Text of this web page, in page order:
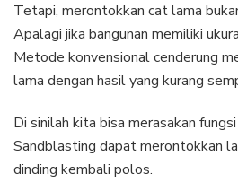
Tetapi, merontokkan cat lama
Apalagi jika bangunan memiliki
Metode konvensional cenderung
lama dengan hasil yang kurang
Di sinilah kita bisa merasakan fungsi
Sandblasting dapat merontokkan
dinding kembali polos.